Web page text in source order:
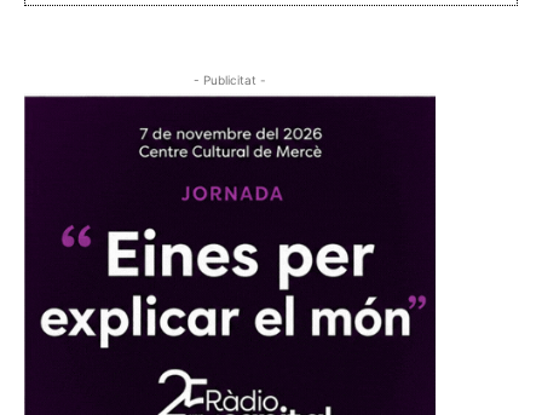
- Publicitat -